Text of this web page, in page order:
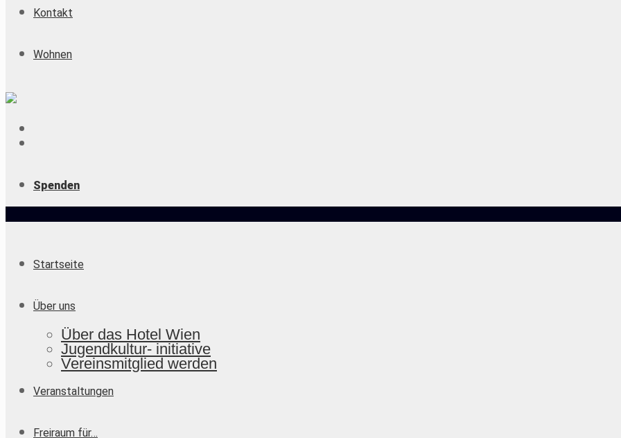
Kontakt
Wohnen
Spenden
Startseite
Über uns
Über das Hotel Wien
Jugendkultur- initiative
Vereinsmitglied werden
Veranstaltungen
Freiraum für…